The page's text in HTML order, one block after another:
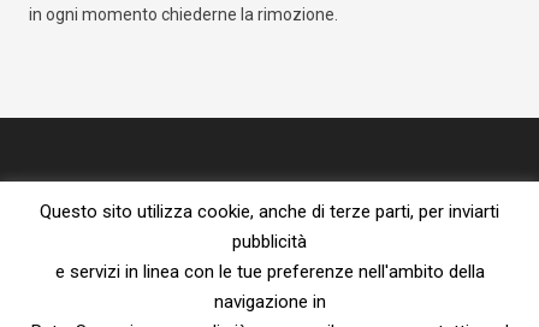
in ogni momento chiederne la rimozione.
Proprietà letteraria riservata – vietata la riproduzione senza l’espresso
Questo sito utilizza cookie, anche di terze parti, per inviarti
pubblicità
e servizi in linea con le tue preferenze nell'ambito della
navigazione in